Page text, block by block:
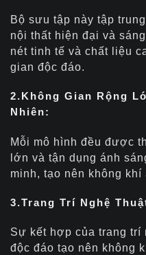
Bộ sưu tập này tập
nội thất hiện đại và
nét tinh tế và chất liệu
gian độc đáo.
2.Không Gian Rộng
Nhiên:
Mỗi mô hình đều được
lớn và tận dụng ánh
minh, tạo nên không khí
3.Trang Trí Nghệ
Sự kết hợp của trang trí
độc đáo tạo nên không